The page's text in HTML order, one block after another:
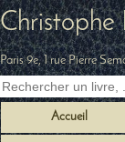
Christophe
Paris 9e, 1 rue Pierre
Accueil